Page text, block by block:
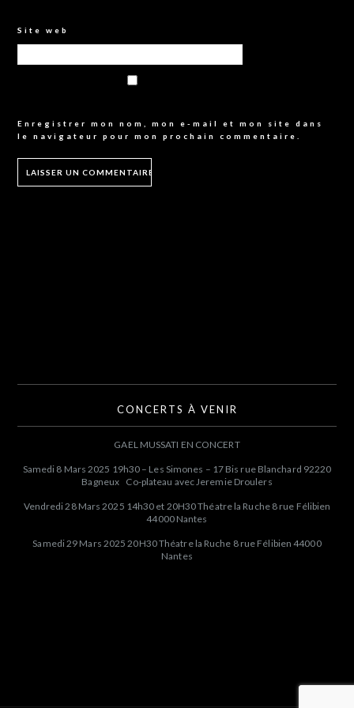
Site web
Enregistrer mon nom, mon e-mail et mon site dans
le navigateur pour mon prochain commentaire.
CONCERTS À VENIR
GAEL MUSSATI EN CONCERT
Samedi 8 Mars 2025 19h30 – Les Simones – 17 Bis rue Blanchard 92220
Bagneux Co-plateau avec Jeremie Droulers
Vendredi 28 Mars 2025 14h30 et 20H30 Théatre la Ruche 8 rue Félibien
44000 Nantes
Samedi 29 Mars 2025 20H30 Théatre la Ruche 8 rue Félibien 44000
Nantes